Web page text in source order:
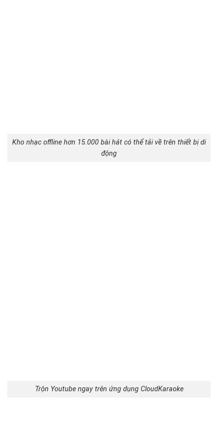
Kho nhạc offline hơn 15.000 bài hát có thể tải về trên thiết bị di
động
Trộn Youtube ngay trên ứng dụng CloudKaraoke